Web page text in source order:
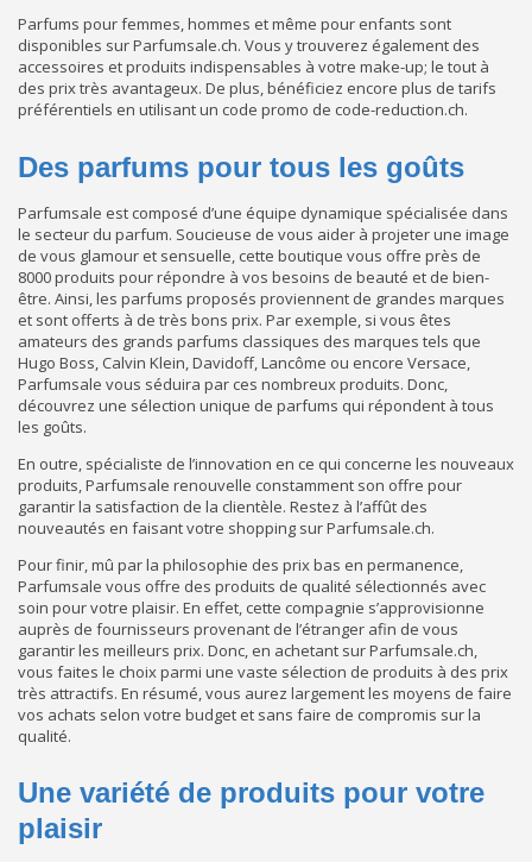
Parfums pour femmes, hommes et même pour enfants sont
disponibles sur Parfumsale.ch. Vous y trouverez également des
accessoires et produits indispensables à votre make-up; le tout à
des prix très avantageux. De plus, bénéficiez encore plus de tarifs
préférentiels en utilisant un code promo de code-reduction.ch.
Des parfums pour tous les goûts
Parfumsale est composé d’une équipe dynamique spécialisée dans
le secteur du parfum. Soucieuse de vous aider à projeter une image
de vous glamour et sensuelle, cette boutique vous offre près de
8000 produits pour répondre à vos besoins de beauté et de bien-
être. Ainsi, les parfums proposés proviennent de grandes marques
et sont offerts à de très bons prix. Par exemple, si vous êtes
amateurs des grands parfums classiques des marques tels que
Hugo Boss, Calvin Klein, Davidoff, Lancôme ou encore Versace,
Parfumsale vous séduira par ces nombreux produits. Donc,
découvrez une sélection unique de parfums qui répondent à tous
les goûts.
En outre, spécialiste de l’innovation en ce qui concerne les nouveaux
produits, Parfumsale renouvelle constamment son offre pour
garantir la satisfaction de la clientèle. Restez à l’affût des
nouveautés en faisant votre shopping sur Parfumsale.ch.
Pour finir, mû par la philosophie des prix bas en permanence,
Parfumsale vous offre des produits de qualité sélectionnés avec
soin pour votre plaisir. En effet, cette compagnie s’approvisionne
auprès de fournisseurs provenant de l’étranger afin de vous
garantir les meilleurs prix. Donc, en achetant sur Parfumsale.ch,
vous faites le choix parmi une vaste sélection de produits à des prix
très attractifs. En résumé, vous aurez largement les moyens de faire
vos achats selon votre budget et sans faire de compromis sur la
qualité.
Une variété de produits pour votre
plaisir